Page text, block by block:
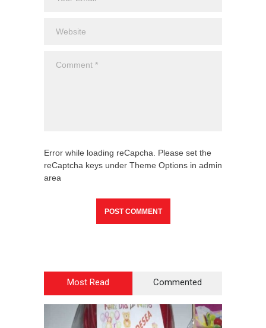
Error while loading reCapcha. Please set the
reCaptcha keys under Theme Options in admin
area
Most Read Commented